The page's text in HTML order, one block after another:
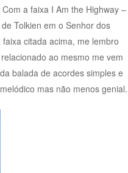
a faixa I Am the Highway –
Tolkien em o Senhor dos
citada acima, me lembro
ao mesmo me vem
balada de acordes simples e
mas não menos genial.